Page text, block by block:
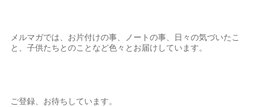
メルマガでは、お片付けの事、ノートの事、日々の気づいたこ
と、子供たちとのことなど色々とお届けしています。
ご登録、お待ちしています。